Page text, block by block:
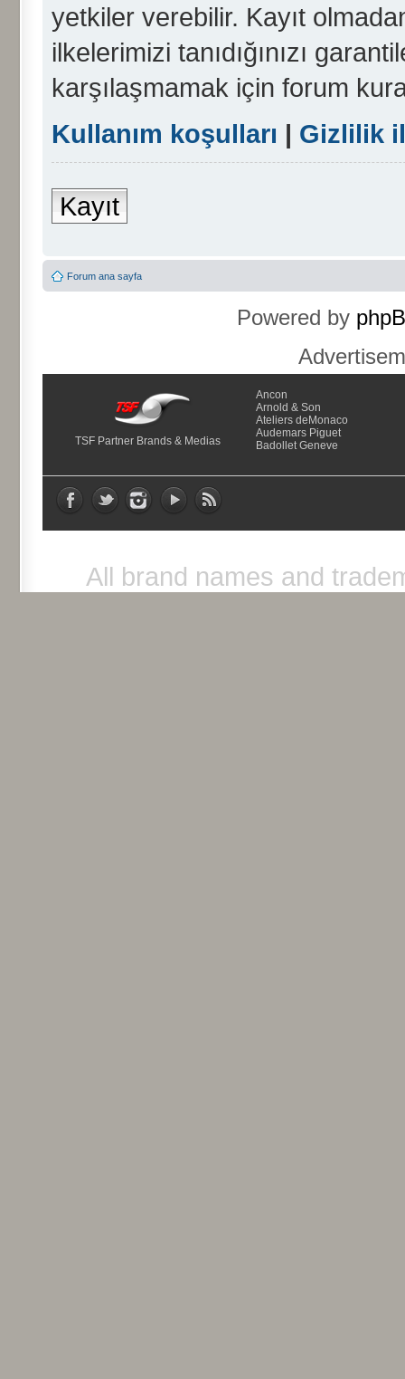
yetkiler verebilir. Kayıt
ilkelerimizi tanıdığınızı
karşılaşmamak için forum
Kullanım koşulları | Gizlilik
Kayıt
Forum ana sayfa
Powered by
TSF Partner Brands & Medias
Ancon
Arnold & Son
Ateliers deMonaco
Audemars Piguet
Badollet Geneve
All brand names and